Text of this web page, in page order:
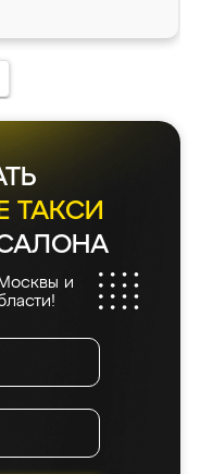
ТАКСИ
и